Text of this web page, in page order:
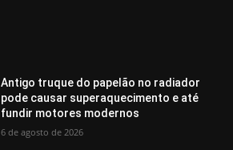
Antigo truque do papelão no radiador
pode causar superaquecimento e até
fundir motores modernos
6 de agosto de 2026